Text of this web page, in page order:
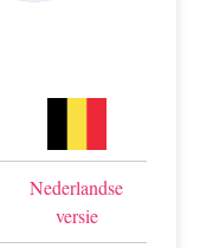
Nederlandse
versie